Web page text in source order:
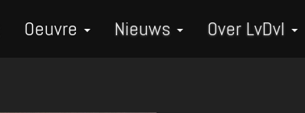
Oeuvre Nieuws Over LvDvI